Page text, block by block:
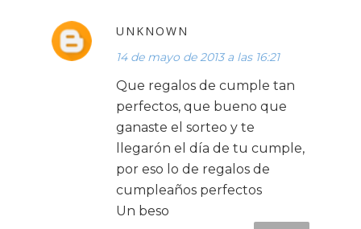
UNKNOWN
14 de mayo de 2013 a las 16:21
Que regalos de cumple tan
perfectos, que bueno que
ganaste el sorteo y te
llegarón el día de tu cumple,
por eso lo de regalos de
cumpleaños perfectos
Un beso